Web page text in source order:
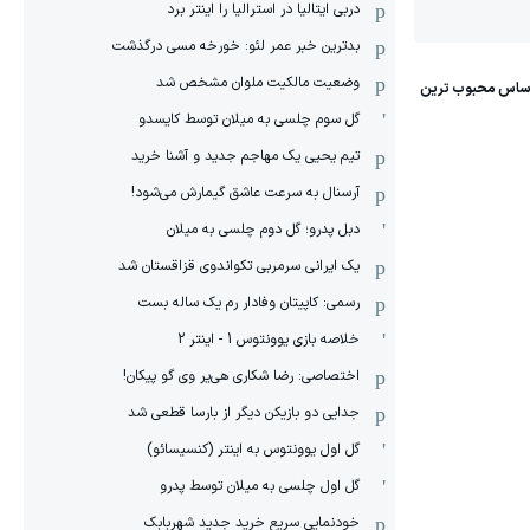
دربی ایتالیا در استرالیا را اینتر برد
بدترین خبر عمر لئو: خورخه مسی درگذشت
وضعیت مالکیت ملوان مشخص شد
گل سوم چلسی به میلان توسط کایسدو
تیم یحیی یک مهاجم جدید و آشنا خرید
آرسنال به سرعت عاشق گیمارش می‌شود!
دبل پدرو؛ گل دوم چلسی به میلان
یک ایرانی سرمربی تکواندوی قزاقستان شد
رسمی: کاپیتان وفادار رم یک ساله بست
خلاصه بازی یوونتوس 1 - اینتر 2
اختصاصی: رضا شکاری هی‌یر وی‌ گو پیکان!
جدایی دو بازیکن دیگر از بارسا قطعی شد
گل اول یوونتوس به اینتر (کنسیسائو)
گل اول چلسی به میلان توسط پدرو
خودنمایی سریع خرید جدید شهربابک